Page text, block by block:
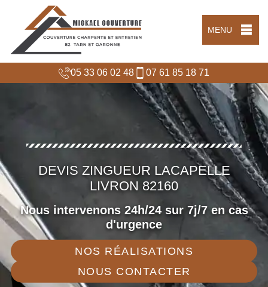
MENU
05 33 06 02 48 07 61 85 18 71
DEVIS ZINGUEUR LACAPELLE
LIVRON 82160
Nous intervenons 24h/24 sur 7j/7 en cas
d'urgence
NOS RÉALISATIONS
NOUS CONTACTER